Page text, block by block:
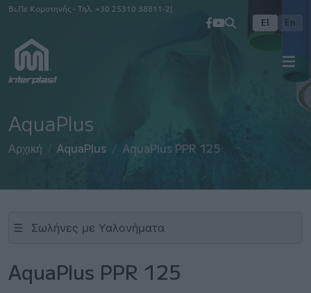
Παράκαμψη προς το κυρίως περιεχόμενο
Βι.Πε Κομοτηνής - Τηλ. +30 25310 38811-2
El En
AquaPlus
Αρχική AquaPlus AquaPlus PPR 125
☰
AquaPlus PPR 125